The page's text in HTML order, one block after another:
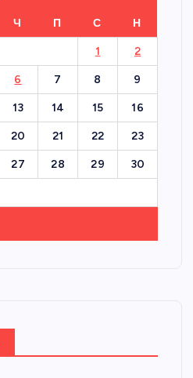
Ч П С Н
1 2
6 7 8 9
13 14 15 16
20 21 22 23
27 28 29 30